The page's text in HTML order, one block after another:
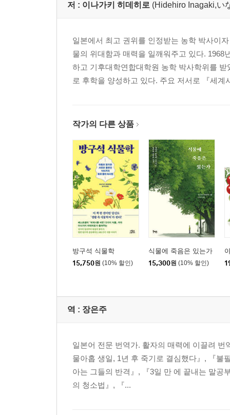
저 : 이나가키 히데히로 (Hidehiro Inagaki,い
일본에서 최고 권위를 인정받는 농학 박사이
물의 위대함과 매력을 일깨워주고 있다.
하고 기후대학연합대학원 농학 박사학위를
로 후학을 양성하고 있다. 주요 저서로 『세계
작가의 다른 상품
방구석 식물학
15,750원 (10% 할인)
식물에 죽음은 있는가
15,300원 (10% 할인)
역 : 장은주
일본어 전문 번역가. 활자의 매력에 이끌려
물아홉 생일, 1년 후 죽기로 결심했다』, 『불
아는 그들의 반격』, 『3일 만 에 끝내는 말공
의 청소법』, 『...